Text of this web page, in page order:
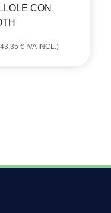
CON
€ IVA INCL.)